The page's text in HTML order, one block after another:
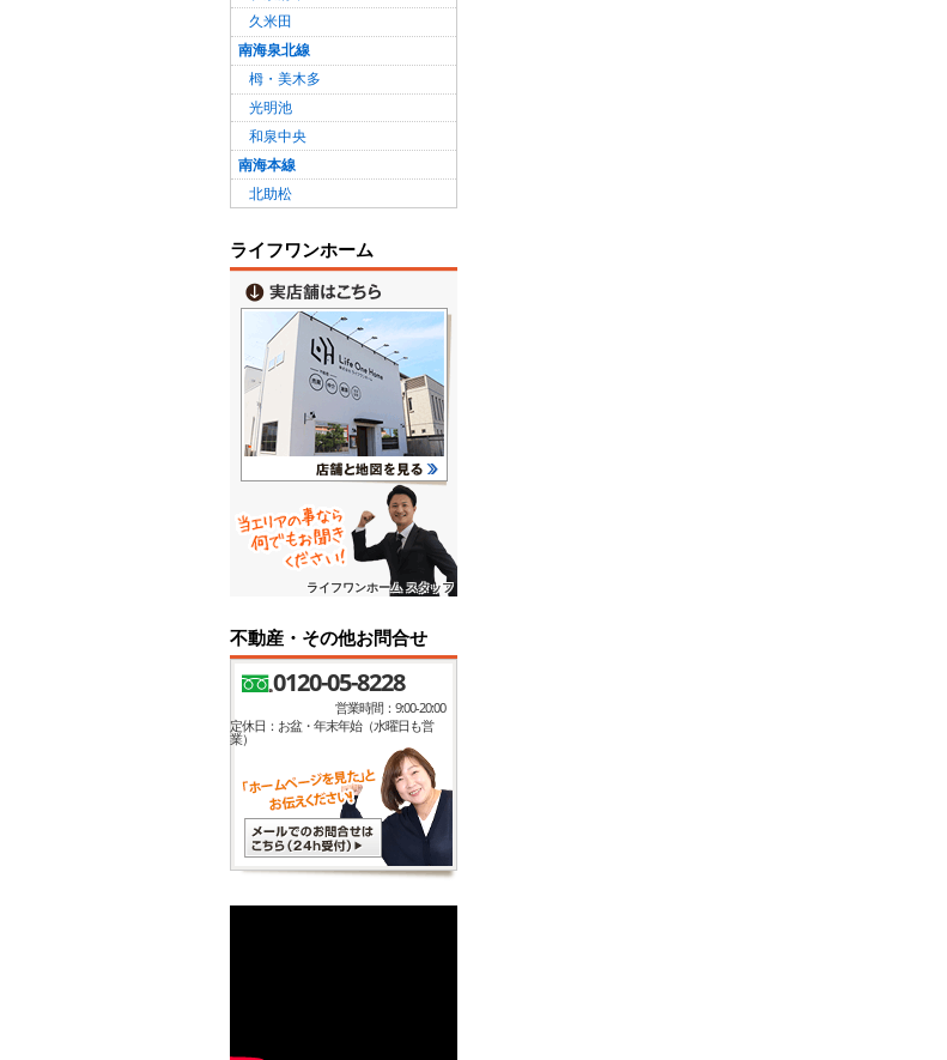
久米田
南海泉北線
栂・美木多
光明池
和泉中央
南海本線
北助松
ライフワンホーム
ライフワンホーム スタッフ
不動産・その他お問合せ
0120-05-8228
営業時間：9:00-20:00
定休日：お盆・年末年始（水曜日も営
業）